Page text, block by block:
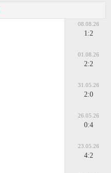
08.08.26
1:2
01.08.26
2:2
31.05.26
2:0
26.05.26
0:4
23.05.26
4:2